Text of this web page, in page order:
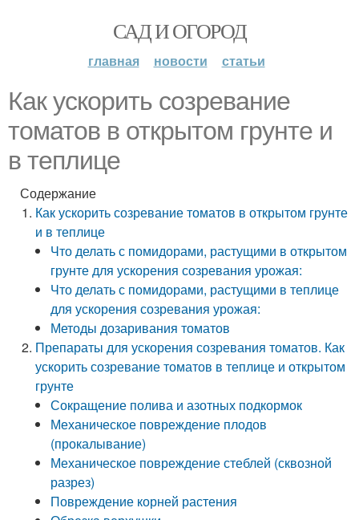
САД И ОГОРОД
главная новости статьи
Как ускорить созревание
томатов в открытом грунте и
в теплице
Содержание
Как ускорить созревание томатов в открытом грунте
и в теплице
Что делать с помидорами, растущими в открытом
грунте для ускорения созревания урожая:
Что делать с помидорами, растущими в теплице
для ускорения созревания урожая:
Методы дозаривания томатов
Препараты для ускорения созревания томатов. Как
ускорить созревание томатов в теплице и открытом
грунте
Сокращение полива и азотных подкормок
Механическое повреждение плодов
(прокалывание)
Механическое повреждение стеблей (сквозной
разрез)
Повреждение корней растения